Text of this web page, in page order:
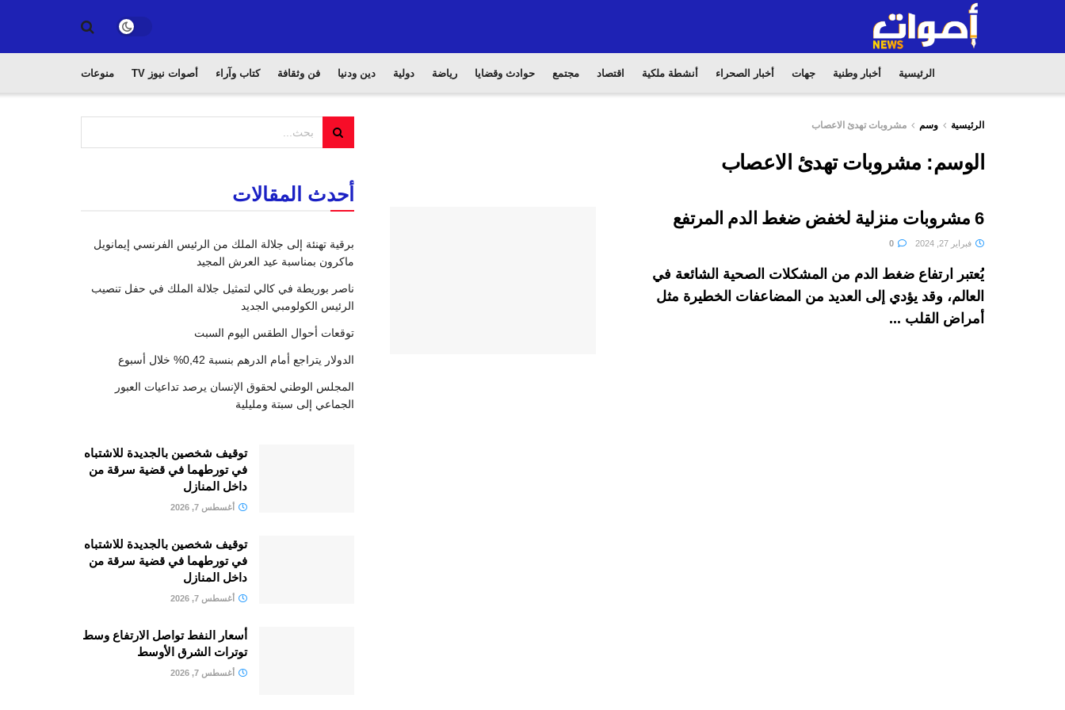
الرئيسية أخبار وطنية جهات أخبار الصحراء أنشطة ملكية اقتصاد مجتمع حوادث وقضايا رياضة دولية دين ودنيا فن وثقافة كتاب وآراء أصوات نيوز TV منوعات
الرئيسية وسم مشروبات تهدئ الاعصاب
الوسم: مشروبات تهدئ الاعصاب
6 مشروبات منزلية لخفض ضغط الدم المرتفع
فبراير 27, 2024
يُعتبر ارتفاع ضغط الدم من المشكلات الصحية الشائعة في
العالم، وقد يؤدي إلى العديد من المضاعفات الخطيرة مثل
أمراض القلب ...
أحدث المقالات
برقية تهنئة إلى جلالة الملك من الرئيس الفرنسي إيمانويل
ماكرون بمناسبة عيد العرش المجيد
ناصر بوريطة في كالي لتمثيل جلالة الملك في حفل تنصيب
الرئيس الكولومبي الجديد
توقعات أحوال الطقس اليوم السبت
الدولار يتراجع أمام الدرهم بنسبة 0,42% خلال أسبوع
المجلس الوطني لحقوق الإنسان يرصد تداعيات العبور
الجماعي إلى سبتة ومليلية
توقيف شخصين بالجديدة للاشتباه
في تورطهما في قضية سرقة من
داخل المنازل
أغسطس 7, 2026
توقيف شخصين بالجديدة للاشتباه
في تورطهما في قضية سرقة من
داخل المنازل
أغسطس 7, 2026
أسعار النفط تواصل الارتفاع وسط
توترات الشرق الأوسط
أغسطس 7, 2026